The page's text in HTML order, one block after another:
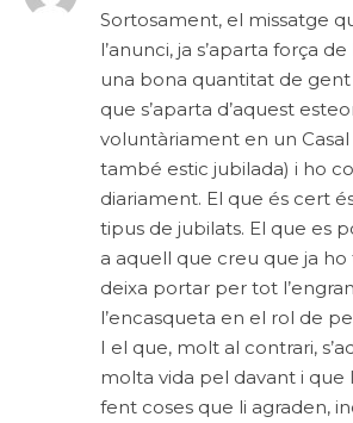
Sortosament, el missatge
l’anunci, ja s’aparta força
una bona quantitat de gent
que s’aparta d’aquest
voluntàriament en un Casal
també estic jubilada) i ho
diariament. El que és cert
tipus de jubilats. El que es
a aquell que creu que ja
deixa portar per tot
l’encasqueta en el rol de
I el que, molt al contrari,
molta vida pel davant i
fent coses que li agraden,